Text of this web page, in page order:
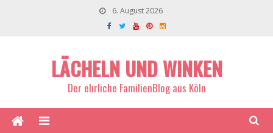
6. August 2026
LÄCHELN UND WINKEN
Der ehrliche FamilienBlog aus Köln